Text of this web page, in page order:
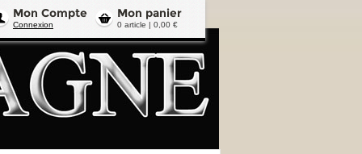
Mon panier
0 article | 0,00 €
Mon Compte
Connexion